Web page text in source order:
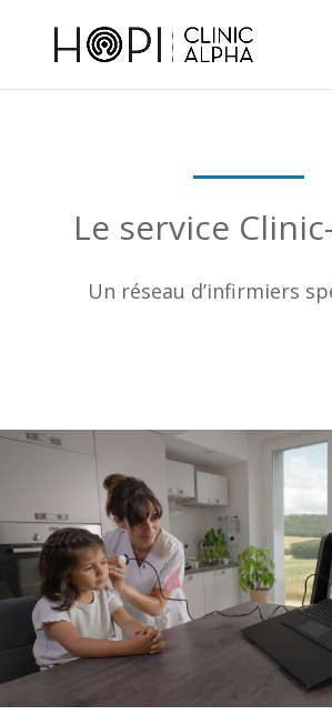
Le service
Un réseau d’infirmiers